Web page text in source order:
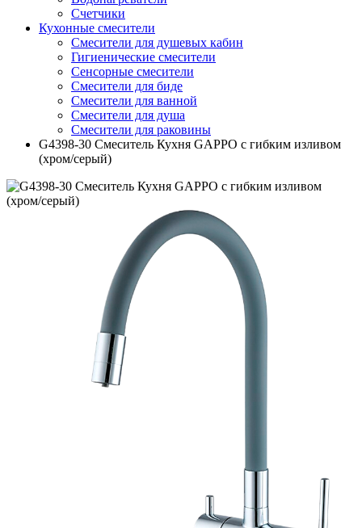
Счетчики
Кухонные смесители
Смесители для душевых кабин
Гигиенические смесители
Сенсорные смесители
Смесители для биде
Смесители для ванной
Смесители для душа
Смесители для раковины
G4398-30 Смеситель Кухня GAPPO с гибким изливом
(хром/серый)